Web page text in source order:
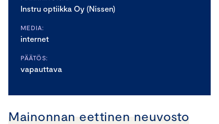
Instru optiikka Oy (Nissen)
MEDIA:
internet
PÄÄTÖS:
vapauttava
Mainonnan eettinen neuvosto